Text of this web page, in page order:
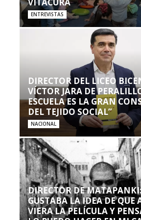
ENTREVISTAS
DIRECTOR DEL LICEO
VÍCTOR JARA DE
ESCUELA ES LA GRAN
DEL TEJIDO SOCIAL”
NACIONAL
DIRECTOR DE
GUSTABA LA IDEA DE QUE
VIERA LA PELÍCULA Y